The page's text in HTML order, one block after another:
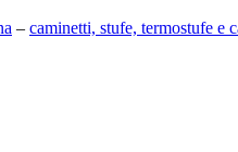
– caminetti, stufe, termostufe e